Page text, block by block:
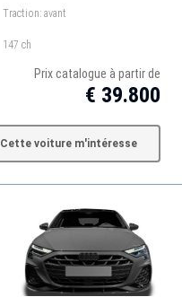
Traction: avant
147 ch
Prix catalogue à partir de
€ 39.800
Cette voiture m'intéresse